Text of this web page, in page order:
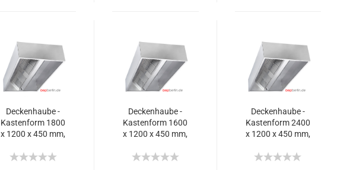
Deckenhaube -
Kastenform 1800
x 1200 x 450 mm,
Deckenhaube -
Kastenform 1600
x 1200 x 450 mm,
Deckenhaube -
Kastenform 2400
x 1200 x 450 mm,